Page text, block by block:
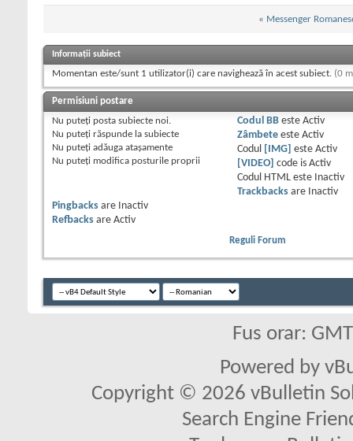
« Messenger
Informații subiect
Momentan este/sunt 1 utilizator(i) care navighează în acest subiect. (0
Permisiuni postare
Nu puteţi posta subiecte noi.
Nu puteţi răspunde la subiecte
Nu puteţi adăuga ataşamente
Nu puteţi modifica posturile proprii
Codul BBeste Activ
Zâmbeteeste Activ
Codul
[IMG] este Activ
[VIDEO] code is Activ
Codul HTML este
Inactiv
Trackbacksare
Inactiv
Pingbacks are
Inactiv
Refbacks are Activ
Reguli Forum
Fus orar:
Powered by
Copyright © 2026 vBulletin
Search Engine